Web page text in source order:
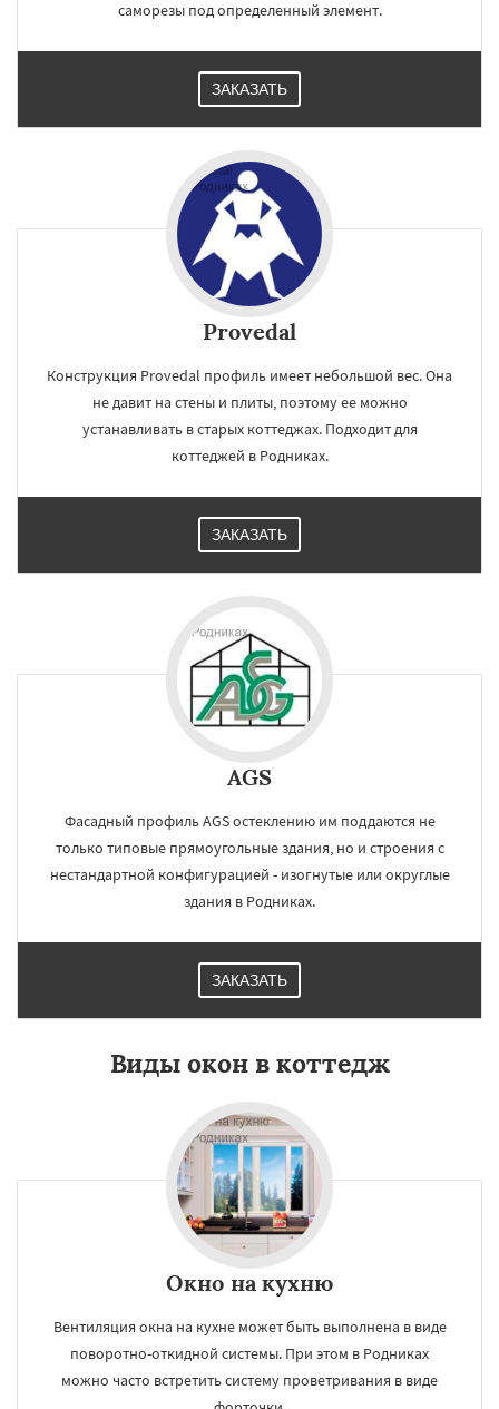
саморезы под определенный элемент.
ЗАКАЗАТЬ
Provedal
Конструкция Provedal профиль имеет небольшой вес. Она
не давит на стены и плиты, поэтому ее можно
устанавливать в старых коттеджах. Подходит для
коттеджей в Родниках.
ЗАКАЗАТЬ
AGS
Фасадный профиль AGS остеклению им поддаются не
только типовые прямоугольные здания, но и строения с
нестандартной конфигурацией - изогнутые или округлые
здания в Родниках.
ЗАКАЗАТЬ
Виды окон в коттедж
Окно на кухню
Вентиляция окна на кухне может быть выполнена в виде
поворотно-откидной системы. При этом в Родниках
можно часто встретить систему проветривания в виде